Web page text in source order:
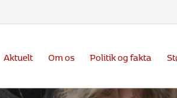
Aktuelt Om os Politik og fakta